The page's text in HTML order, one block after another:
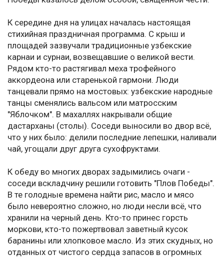
К середине дня на улицах началась настоящая
стихийная праздничная программа. С крыш и
площадей зазвучали традиционные узбекские
карнаи и сурнаи, возвещавшие о великой вести.
Рядом кто-то растягивал меха трофейного
аккордеона или старенькой гармони. Люди
танцевали прямо на мостовых: узбекские народные
танцы сменялись вальсом или матросским
"Яблочком". В махаллях накрывали общие
дастарханы (столы). Соседи выносили во двор всё,
что у них было: делили последние лепешки, наливали
чай, угощали друг друга сухофруктами.
К обеду во многих дворах задымились очаги -
соседи вскладчину решили готовить "Плов Победы".
В те голодные времена найти рис, масло и мясо
было невероятно сложно, но люди несли всё, что
хранили на черный день. Кто-то принес горсть
моркови, кто-то пожертвовал заветный кусок
баранины или хлопковое масло. Из этих скудных, но
отданных от чистого сердца запасов в огромных